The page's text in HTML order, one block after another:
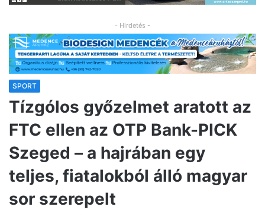
- Hirdetés -
SPORT
Tízgólos győzelmet aratott az
FTC ellen az OTP Bank-PICK
Szeged – a hajrában egy
teljes, fiatalokból álló magyar
sor szerepelt